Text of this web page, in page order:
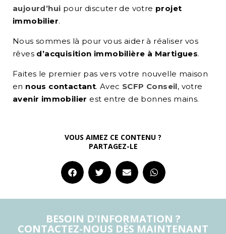
aujourd’hui pour discuter de votre projet
immobilier.
Nous sommes là pour vous aider à réaliser vos
rêves d’acquisition immobilière à Martigues.
Faites le premier pas vers votre nouvelle maison
en nous contactant. Avec SCFP Conseil, votre
avenir immobilier est entre de bonnes mains.
VOUS AIMEZ CE CONTENU ?
PARTAGEZ-LE
BESOIN D'INFORMATION ?
CONTACTEZ-NOUS DÈS MAINTENANT